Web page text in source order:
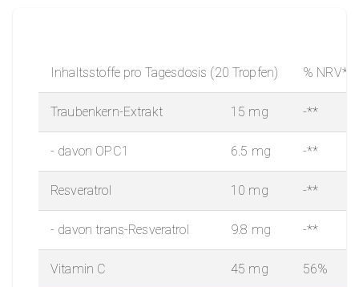
Inhaltsstoffe pro Tagesdosis (20 Tropfen) % NRV*
Traubenkern-Extrakt 15 mg -**
- davon OPC1 6.5 mg -**
Resveratrol 10 mg -**
- davontrans-Resveratrol 9.8 mg -**
Vitamin C 45 mg 56%